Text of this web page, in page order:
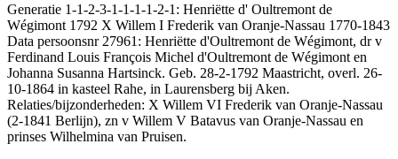
Generatie 1-1-2-3-1-1-1-1-2-1: Henriëtte d' Oultremont de
Wégimont 1792 X Willem I Frederik van Oranje-Nassau 1770-1843
Data persoonsnr 27961: Henriëtte d'Oultremont de Wégimont, dr v
Ferdinand Louis François Michel d'Oultremont de Wégimont en
Johanna Susanna Hartsinck. Geb. 28-2-1792 Maastricht, overl. 26-
10-1864 in kasteel Rahe, in Laurensberg bij Aken.
Relaties/bijzonderheden: X Willem VI Frederik van Oranje-Nassau
(2-1841 Berlijn), zn v Willem V Batavus van Oranje-Nassau en
prinses Wilhelmina van Pruisen.